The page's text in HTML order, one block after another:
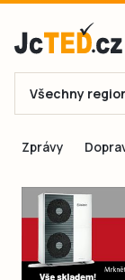
E-mail
Všechny
Zprávy